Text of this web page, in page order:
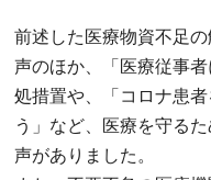
前述した医療物資不足
声のほか、「医療従事
処措置や、「コロナ患
う」など、医療を守る
声がありました。